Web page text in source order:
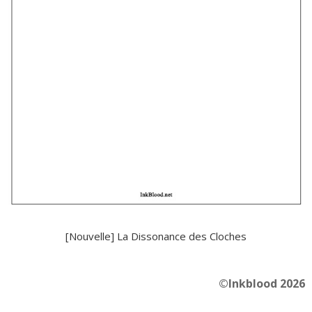
[Nouvelle] La Dissonance des Cloches
©Inkblood 2026